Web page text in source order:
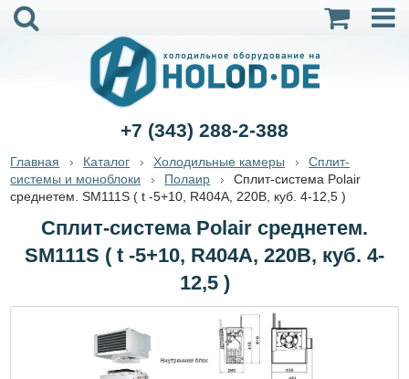
+7 (343) 288-2-388
Главная Каталог Холодильные камеры
Сплит-
системы и моноблоки
Полаир
Сплит-система Polair
среднетем. SM111S ( t -5+10, R404A, 220В, куб. 4-12,5 )
Сплит-система Polair среднетем.
SM111S ( t -5+10, R404A, 220В, куб. 4-
12,5 )